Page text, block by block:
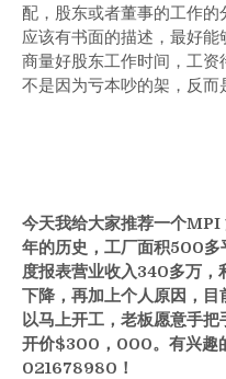
配，股东或者董事的工作
应该有书面的描述，最好
商量好股东工作时间，工
不是因为亏本吵的架，反而
今天我给大家推荐一个MPI
年的历史，工厂面积500
度报表营业收入340多万
下降，再加上个人原因，
以马上开工，老板愿意手把
开价$300，000。有兴趣
021678980！